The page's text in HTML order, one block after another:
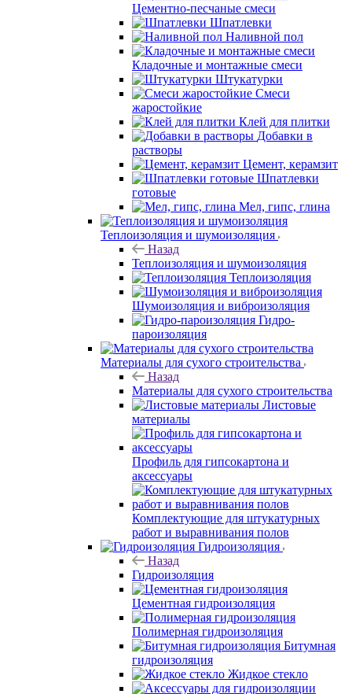
Цементно-песчаные смеси
Шпатлевки
Наливной пол
Кладочные и монтажные смеси
Штукатурки
Смеси
жаростойкие
Клей для плитки
Добавки в
растворы
Цемент, керамзит
Шпатлевки
готовые
Мел, гипс, глина
Теплоизоляция и шумоизоляция
Назад
Теплоизоляция и шумоизоляция
Теплоизоляция
Шумоизоляция и виброизоляция
Гидро-
пароизоляция
Материалы для сухого строительства
Назад
Материалы для сухого строительства
Листовые
материалы
Профиль для гипсокартона и
аксессуары
Комплектующие для штукатурных
работ и выравнивания полов
Гидроизоляция
Назад
Гидроизоляция
Цементная гидроизоляция
Полимерная гидроизоляция
Битумная
гидроизоляция
Жидкое стекло